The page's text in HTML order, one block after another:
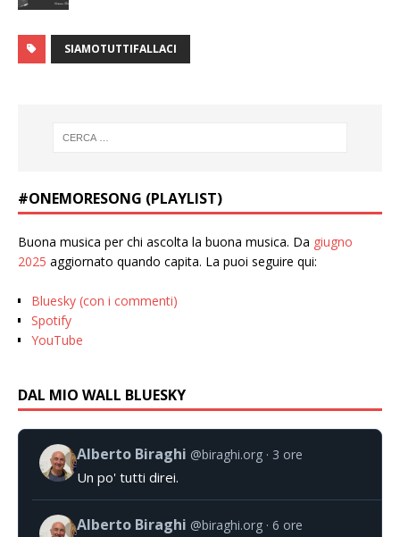
SIAMOTUTTIFALLACI
#ONEMORESONG (PLAYLIST)
Buona musica per chi ascolta la buona musica. Da giugno
2025 aggiornato quando capita. La puoi seguire qui:
Bluesky (con i commenti)
Spotify
YouTube
DAL MIO WALL BLUESKY
Alberto Biraghi @biraghi.org 3 ore
Un po' tutti direi.
Alberto Biraghi @biraghi.org 6 ore